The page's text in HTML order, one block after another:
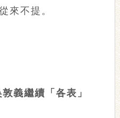
來不提。
義繼續「各表」